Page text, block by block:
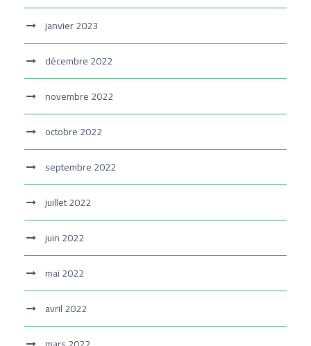
janvier 2023
décembre 2022
novembre 2022
octobre 2022
septembre 2022
juillet 2022
juin 2022
mai 2022
avril 2022